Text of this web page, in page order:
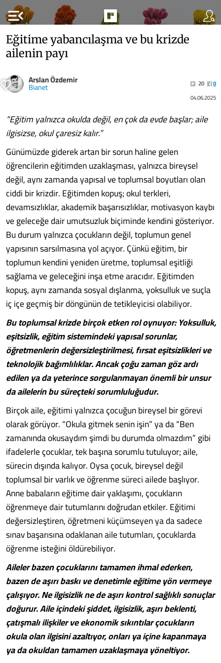
menu_open
Eğitime yabancılaşma ve bu krizde
ailenin payı
Arslan Özdemir
Bianet 20
0
04.06.2025
“Eğitim yalnızca okulda değil, en çok da evde başlar; aile
ilgisizse, okul çaresiz kalır.”
Günümüzde giderek artan bir sorun haline gelen
öğrencilerin eğitimden uzaklaşması, yalnızca bireysel
değil, aynı zamanda yapısal ve toplumsal boyutları olan
ciddi bir krizdir. Eğitimden kopuş; okul terkleri,
devamsızlıklar, akademik başarısızlıklar, motivasyon kaybı
ve geleceğe dair umutsuzluk biçiminde kendini gösteriyor.
Bu durum yalnızca çocukların değil, toplumun genel
yapısının sarsılmasına yol açıyor. Çünkü eğitim, bir
toplumun kendini yeniden üretme, toplumsal eşitliği
sağlama ve geleceğini inşa etme aracıdır. Eğitimden
kopuş, aynı zamanda sosyal dışlanma, yoksulluk ve suçla
iç içe geçmiş bir döngünün de tetikleyicisi olabiliyor.
Bu toplumsal krizde birçok etken rol oynuyor: Yoksulluk,
eşitsizlik, eğitim sistemindeki yapısal sorunlar,
öğretmenlerin değersizleştirilmesi, fırsat eşitsizlikleri ve
teknolojik bağımlılıklar. Ancak çoğu zaman göz ardı
edilen ya da yeterince sorgulanmayan önemli bir unsur
da ailelerin bu süreçteki sorumluluğudur.
Birçok aile, eğitimi yalnızca çocuğun bireysel bir görevi
olarak görüyor. “Okula gitmek senin işin” ya da “Ben
zamanında okusaydım şimdi bu durumda olmazdım” gibi
ifadelerle çocuklar, tek başına sorumlu tutuluyor; aile,
sürecin dışında kalıyor. Oysa çocuk, bireysel değil
toplumsal bir varlık ve öğrenme süreci ailede başlıyor.
Anne babaların eğitime dair yaklaşımı, çocukların
öğrenmeye dair tutumlarını doğrudan etkiler. Eğitimi
değersizleştiren, öğretmeni küçümseyen ya da sadece
sınav başarısına odaklanan aile tutumları, çocuklarda
öğrenme isteğini öldürebiliyor.
Aileler bazen çocuklarını tamamen ihmal ederken,
bazen de aşırı baskı ve denetimle eğitime yön vermeye
çalışıyor. Ne ilgisizlik ne de aşırı kontrol sağlıklı sonuçlar
doğurur. Aile içindeki şiddet, ilgisizlik, aşırı beklenti,
çatışmalı ilişkiler ve ekonomik sıkıntılar çocukların
okula olan ilgisini azaltıyor, onları ya içine kapanmaya
ya da okuldan tamamen uzaklaşmaya yöneltiyor.